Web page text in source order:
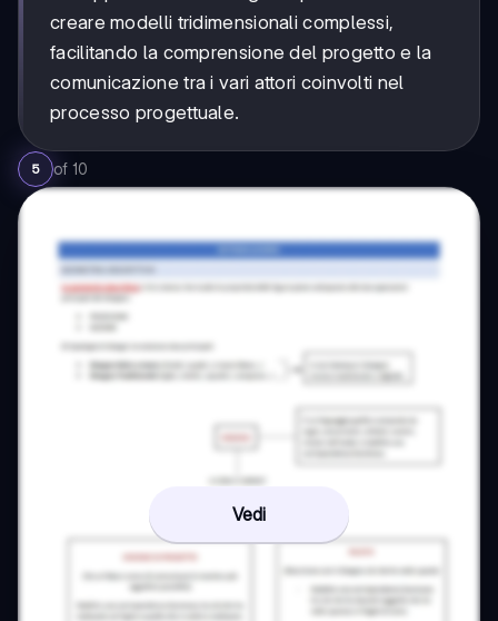
creare modelli tridimensionali complessi,
facilitando la comprensione del progetto e la
comunicazione tra i vari attori coinvolti nel
processo progettuale.
5 of 10
Vedi